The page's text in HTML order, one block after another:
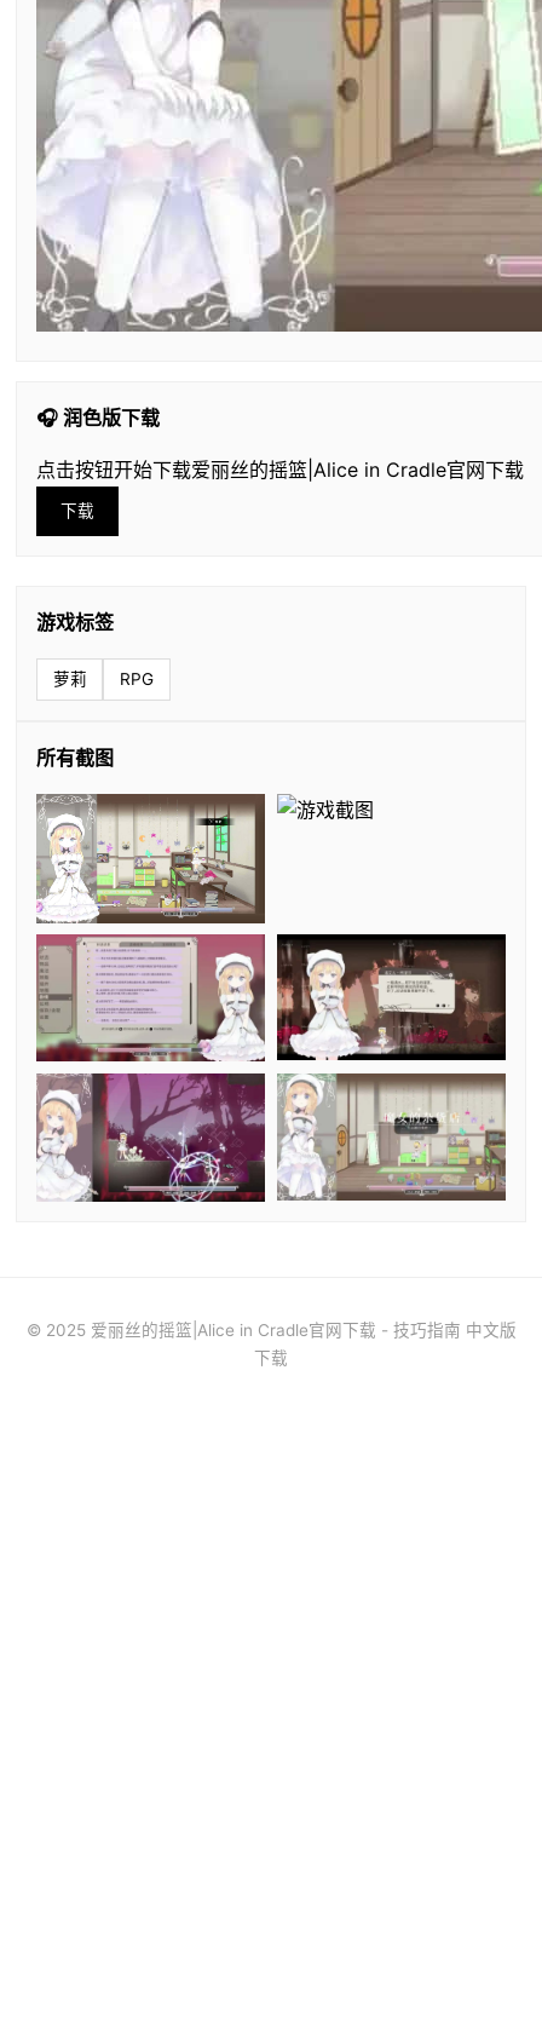
🎧 润色版下载
点击按钮开始下载爱丽丝的摇篮|Alice in Cradle官网下载
下载
游戏标签
萝莉 RPG
所有截图
© 2025 爱丽丝的摇篮|Alice in Cradle官网下载 - 技巧指南 中文版
下载